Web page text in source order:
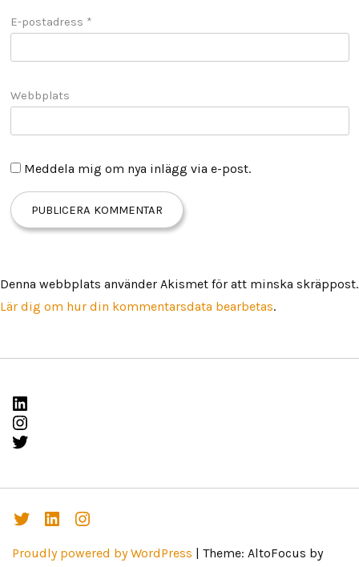
E-postadress *
Webbplats
Meddela mig om nya inlägg via e-post.
Denna webbplats använder Akismet för att minska skräppost.
Lär dig om hur din kommentarsdata bearbetas.
LinkedIn
Instagram
Twitter
TwitterLinkedInstagarm
Proudly powered by WordPress | Theme: AltoFocus by